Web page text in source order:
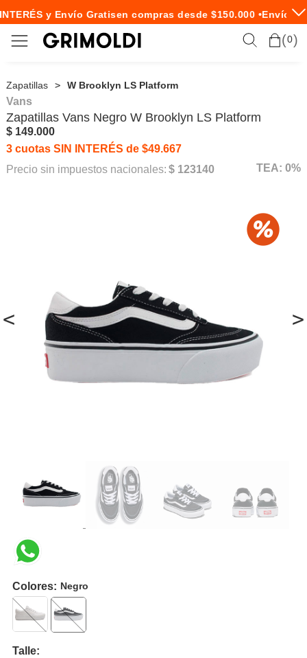
y Envío Gratisen compras desde $150.000 •Envío
0
Zapatillas W Brooklyn LS Platform
< >
Vans
Zapatillas Vans Negro W Brooklyn LS Platform
$ 149.000
3 cuotas SIN INTERÉS de $49.667
Precio sin impuestos nacionales: $ 123140 TEA: 0%
Colores: Negro
Talle: